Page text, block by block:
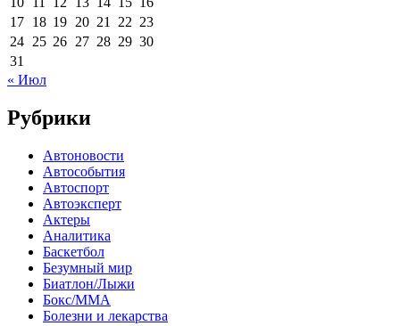
17 18 19 20 21 22 23
24 25 26 27 28 29 30
31
« Июл
Рубрики
Автоновости
Автособытия
Автоспорт
Автоэксперт
Актеры
Аналитика
Баскетбол
Безумный мир
Биатлон/Лыжи
Бокс/MMA
Болезни и лекарства